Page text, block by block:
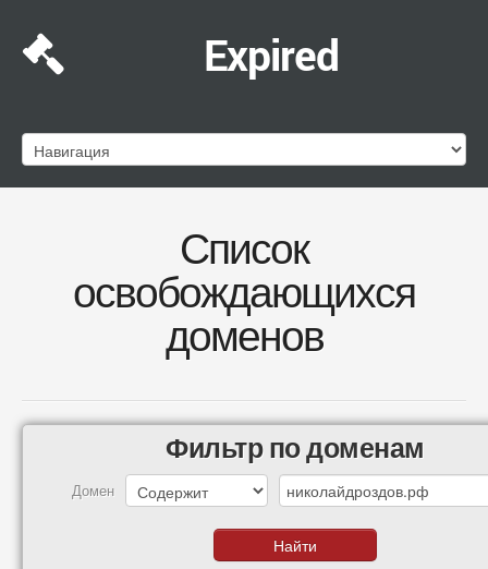
Expired
Список
освобождающихся
доменов
Фильтр по доменам
Домен